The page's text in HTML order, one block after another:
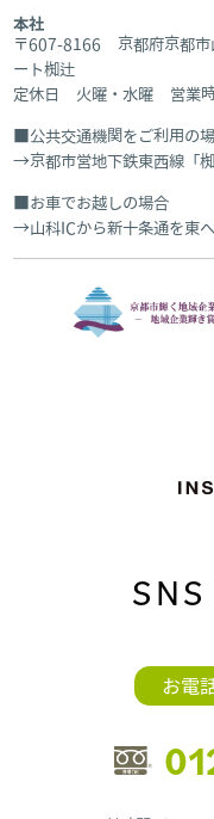
本社
〒607-8166 京都府京都市
ート椥辻
定休日 火曜・水曜 営業
公共交通機関をご利用の
京都市営地下鉄東西線「
お車でお越しの場合
山科ICから新十条通を東
SNS
お電